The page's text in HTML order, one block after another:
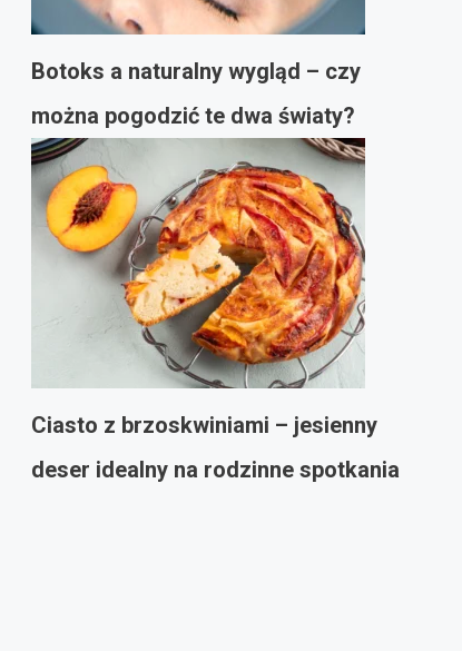
Botoks a naturalny wygląd – czy
można pogodzić te dwa światy?
Ciasto z brzoskwiniami – jesienny
deser idealny na rodzinne spotkania